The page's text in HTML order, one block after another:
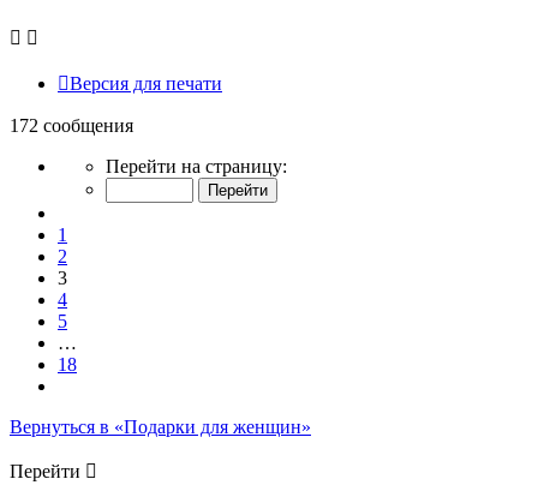
Версия для печати
172 сообщения
Страница
18
Перейти на страницу:
1
2
3
4
5
…
18
Вернуться в «Подарки для женщин»
Перейти